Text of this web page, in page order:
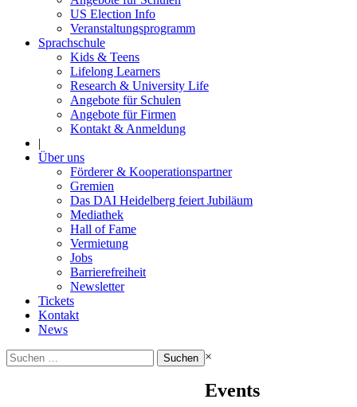
US Election Info
Veranstaltungsprogramm
Sprachschule
Kids & Teens
Lifelong Learners
Research & University Life
Angebote für Schulen
Angebote für Firmen
Kontakt & Anmeldung
|
Über uns
Förderer & Kooperationspartner
Gremien
Das DAI Heidelberg feiert Jubiläum
Mediathek
Hall of Fame
Vermietung
Jobs
Barrierefreiheit
Newsletter
Tickets
Kontakt
News
Suchen
nach:
×
Events